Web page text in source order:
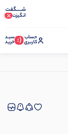
شـــــگفت
انگیزت
حساب
کاربری (: سبـد
خرید